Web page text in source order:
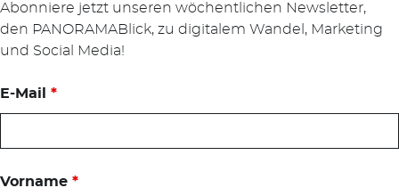
Abonniere jetzt unseren wöchentlichen Newsletter,
den PANORAMABlick, zu digitalem Wandel, Marketing
und Social Media!
E-Mail *
Vorname *